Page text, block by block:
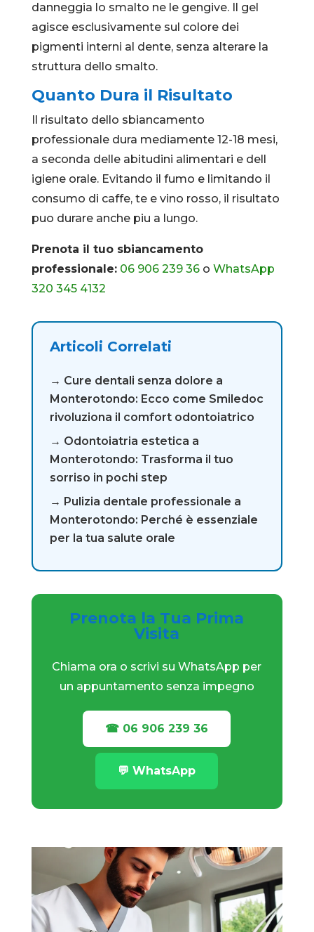
danneggia lo smalto ne le gengive. Il gel
agisce esclusivamente sul colore dei
pigmenti interni al dente, senza alterare la
struttura dello smalto.
Quanto Dura il Risultato
Il risultato dello sbiancamento
professionale dura mediamente 12-18 mesi,
a seconda delle abitudini alimentari e dell
igiene orale. Evitando il fumo e limitando il
consumo di caffe, te e vino rosso, il risultato
puo durare anche piu a lungo.
Prenota il tuo sbiancamento
professionale: 06 906 239 36o WhatsApp
320 345 4132
Articoli Correlati
→ Cure dentali senza dolore a
Monterotondo: Ecco come Smiledoc
rivoluziona il comfort odontoiatrico
→ Odontoiatria estetica a
Monterotondo: Trasforma il tuo
sorriso in pochi step
→ Pulizia dentale professionale a
Monterotondo: Perché è essenziale
per la tua salute orale
Prenota la Tua Prima
Visita
Chiama ora o scrivi su WhatsApp per
un appuntamento senza impegno
☎ 06 906 239 36
💬 WhatsApp